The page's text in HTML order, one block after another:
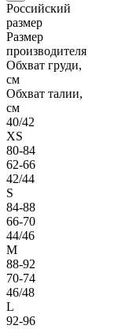
Российский
размер
Размер
производителя
Обхват груди,
см
Обхват талии,
см
40/42
XS
80-84
62-66
42/44
S
84-88
66-70
44/46
M
88-92
70-74
46/48
L
92-96